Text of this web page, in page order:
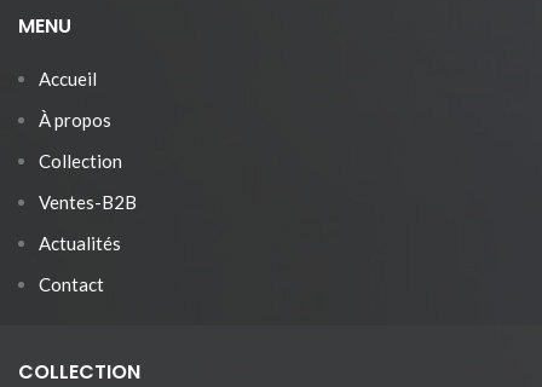
MENU
Accueil
À propos
Collection
Ventes-B2B
Actualités
Contact
COLLECTION